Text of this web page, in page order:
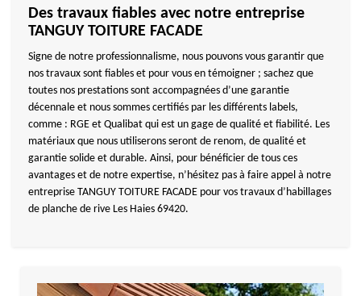
Des travaux fiables avec notre entreprise
TANGUY TOITURE FACADE
Signe de notre professionnalisme, nous pouvons vous garantir que
nos travaux sont fiables et pour vous en témoigner ; sachez que
toutes nos prestations sont accompagnées d’une garantie
décennale et nous sommes certifiés par les différents labels,
comme : RGE et Qualibat qui est un gage de qualité et fiabilité. Les
matériaux que nous utiliserons seront de renom, de qualité et
garantie solide et durable. Ainsi, pour bénéficier de tous ces
avantages et de notre expertise, n’hésitez pas à faire appel à notre
entreprise TANGUY TOITURE FACADE pour vos travaux d’habillages
de planche de rive Les Haies 69420.